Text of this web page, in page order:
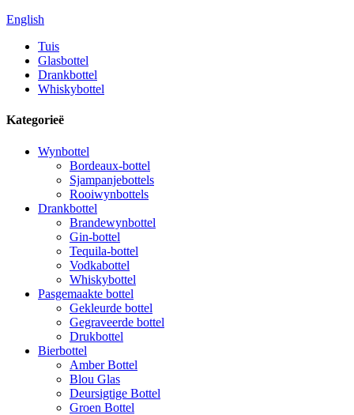
English
Tuis
Glasbottel
Drankbottel
Whiskybottel
Kategorieë
Wynbottel
Bordeaux-bottel
Sjampanjebottels
Rooiwynbottels
Drankbottel
Brandewynbottel
Gin-bottel
Tequila-bottel
Vodkabottel
Whiskybottel
Pasgemaakte bottel
Gekleurde bottel
Gegraveerde bottel
Drukbottel
Bierbottel
Amber Bottel
Blou Glas
Deursigtige Bottel
Groen Bottel